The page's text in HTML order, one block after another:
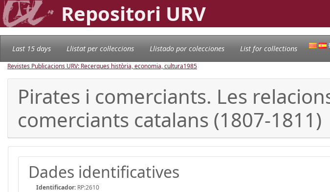
Repositori URV
Last 15 days Llistat per col·leccions Llistado por colecciones List for collections
Revistes Publicacions URV: Recerques història, economia, cultura1985
Pirates i comerciants. Les
comerciants catalans (1807-1811)
Dades identificatives
Identificador: RP:2610